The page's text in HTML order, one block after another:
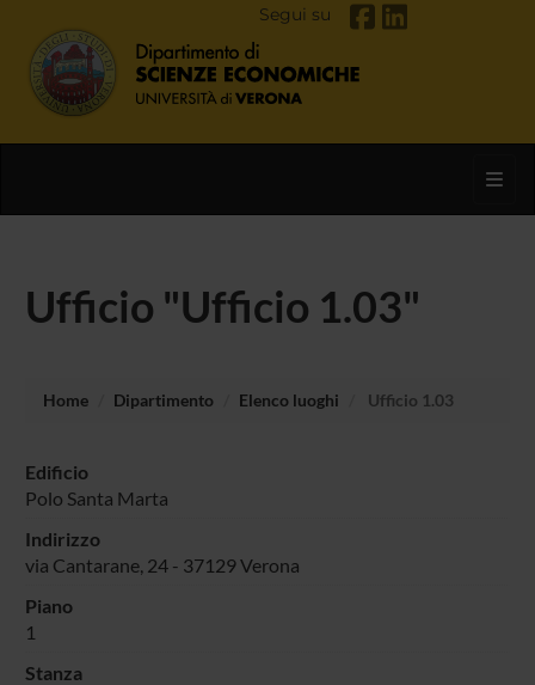
Segui su
Ufficio "Ufficio 1.03"
Home Dipartimento Elenco luoghi Ufficio 1.03
Edificio
Polo Santa Marta
Indirizzo
via Cantarane, 24 - 37129 Verona
Piano
1
Stanza